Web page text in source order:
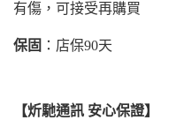
有傷，可接受再購買
保固 ：店保90天
【炘馳通訊 安心保證】